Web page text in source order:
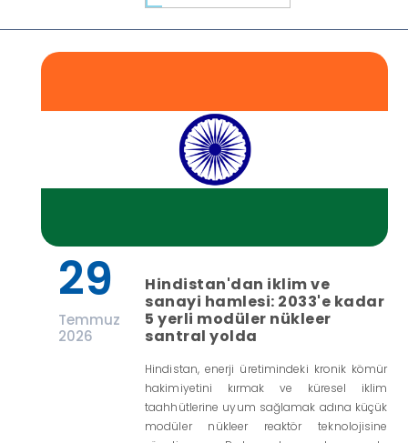
29
Temmuz
2026
Hindistan'dan iklim ve
sanayi hamlesi: 2033'e kadar
5 yerli modüler nükleer
santral yolda
Hindistan, enerji üretimindeki kronik kömür
hakimiyetini kırmak ve küresel iklim
taahhütlerine uyum sağlamak adına küçük
modüler nükleer reaktör teknolojisine